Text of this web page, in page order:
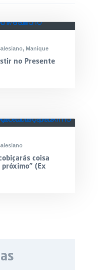
, Manique
no Presente
coisa
(Ex